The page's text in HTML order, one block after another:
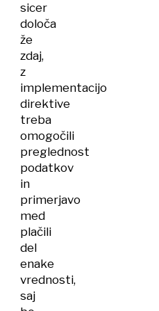
sicer
določa
že
zdaj,
z
implementacijo
direktive
treba
omogočili
preglednost
podatkov
in
primerjavo
med
plačili
del
enake
vrednosti,
saj